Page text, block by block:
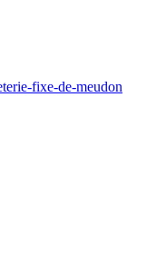
fixe-de-meudon